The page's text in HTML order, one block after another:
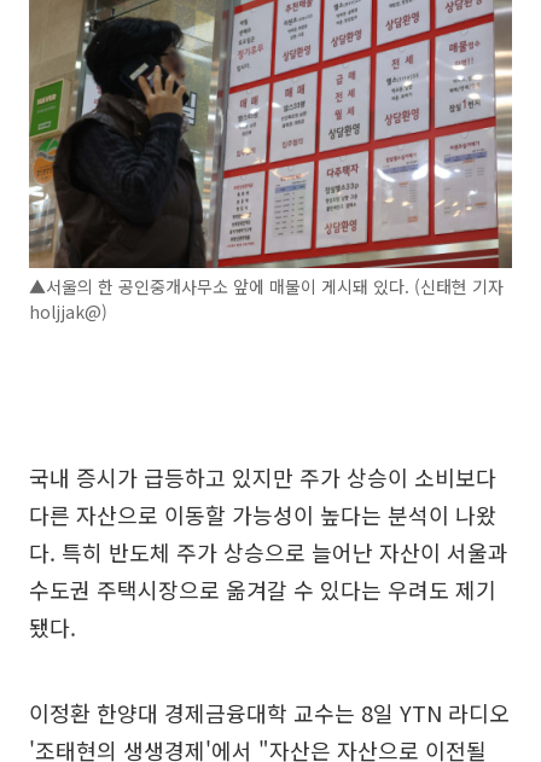
▲서울의 한 공인중개사무소 앞에 매물이 게시돼 있다. (신태현 기자
holjjak@)
국내 증시가 급등하고 있지만 주가 상승이 소비보다
다른 자산으로 이동할 가능성이 높다는 분석이 나왔
다. 특히 반도체 주가 상승으로 늘어난 자산이 서울과
수도권 주택시장으로 옮겨갈 수 있다는 우려도 제기
됐다.
이정환 한양대 경제금융대학 교수는 8일 YTN 라디오
'조태현의 생생경제'에서 "자산은 자산으로 이전될